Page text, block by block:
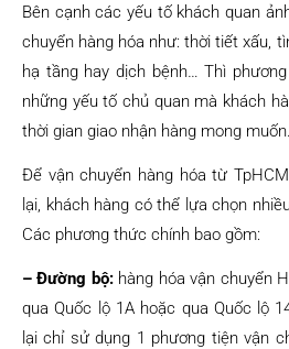
Bên cạnh các yếu tố khách quan
chuyển hàng hóa như: thời tiết xấu,
hạ tầng hay dịch bệnh… Thì
những yếu tố chủ quan mà khách
thời gian giao nhận hàng mong muốn.
Để vận chuyển hàng hóa từ
lại, khách hàng có thể lựa chọn
Các phương thức chính bao gồm:
– Đường bộ:hàng hóa vận chuyển
qua Quốc lộ 1A hoặc qua Quốc lộ
lại chỉ sử dụng 1 phương tiện vận